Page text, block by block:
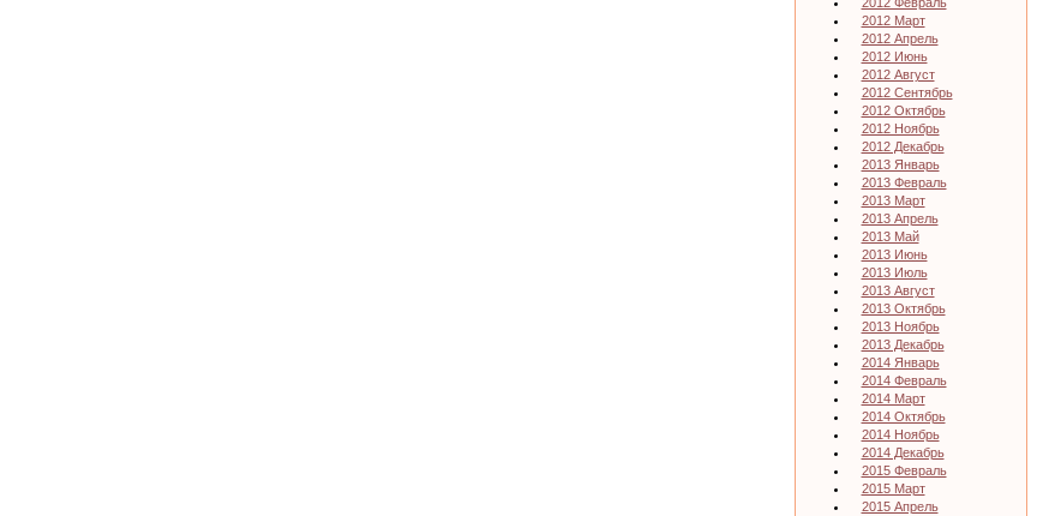
2012 Март
2012 Апрель
2012 Июнь
2012 Август
2012 Сентябрь
2012 Октябрь
2012 Ноябрь
2012 Декабрь
2013 Январь
2013 Февраль
2013 Март
2013 Апрель
2013 Май
2013 Июнь
2013 Июль
2013 Август
2013 Октябрь
2013 Ноябрь
2013 Декабрь
2014 Январь
2014 Февраль
2014 Март
2014 Октябрь
2014 Ноябрь
2014 Декабрь
2015 Февраль
2015 Март
2015 Апрель